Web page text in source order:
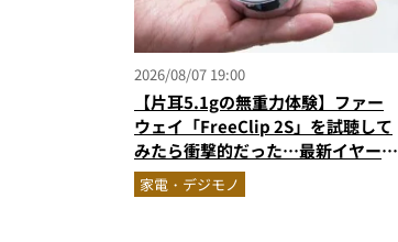
2026/08/07 19:00
【片耳5.1gの無重力体験】ファー
ウェイ「FreeClip 2S」を試聴して
みたら衝撃的だった…最新イヤーカ
フ型イヤホンの着け心地とAI技術に
感動
家電・デジモノ